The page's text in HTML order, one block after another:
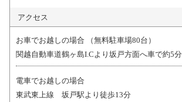
アクセス
お車でお越しの場合 （無料駐車場80台）
関越自動車道鶴ヶ島I.Cより坂戸方面へ車で約5分
電車でお越しの場合
東武東上線 坂戸駅より徒歩13分